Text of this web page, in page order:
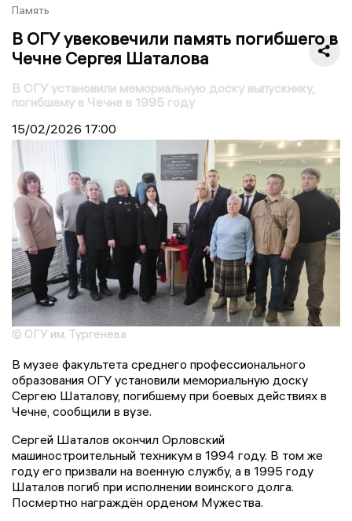
Память
В ОГУ увековечили память погибшего в
Чечне Сергея Шаталова
В ОГУ установили мемориальную доску выпускнику,
погибшему в Чечне в 1995 году
15/02/2026 17:00
© ОГУ им. Тургенева
В музее факультета среднего профессионального
образования ОГУ установили мемориальную доску
Сергею Шаталову, погибшему при боевых действиях в
Чечне, сообщили в вузе.
Сергей Шаталов окончил Орловский
машиностроительный техникум в 1994 году. В том же
году его призвали на военную службу, а в 1995 году
Шаталов погиб при исполнении воинского долга.
Посмертно награждён орденом Мужества.